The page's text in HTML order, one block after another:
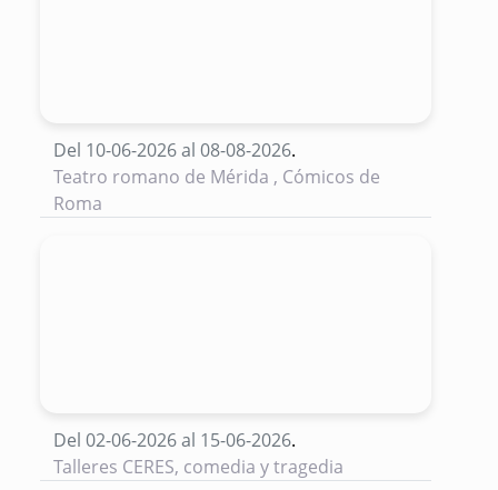
Del 10-06-2026 al 08-08-2026.
Teatro romano de Mérida , Cómicos de
Roma
Del 02-06-2026 al 15-06-2026.
Talleres CERES, comedia y tragedia